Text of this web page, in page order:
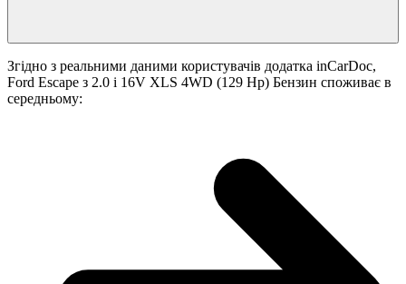
Згідно з реальними даними користувачів додатка inCarDoc,
Ford Escape з 2.0 i 16V XLS 4WD (129 Hp) Бензин споживає в
середньому: